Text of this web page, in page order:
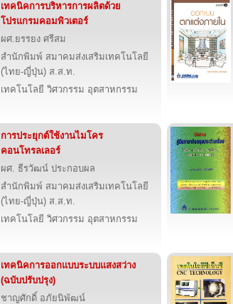
เทคนิคการบริหารการผลิตด้วย
โปรแกรมคอมพิวเตอร์
ผศ.ยรรยง ศรีสม
สำนักพิมพ์ สมาคมส่งเสริมเทคโนโลยี
(ไทย-ญี่ปุ่น) ส.ส.ท.
เทคโนโลยี วิศวกรรม อุตสาหกรรม
การประยุกต์ใช้งานไมโคร
คอนโทรลเลอร์
ผศ. ธีรวัฒน์ ประกอบผล
สำนักพิมพ์ สมาคมส่งเสริมเทคโนโลยี
(ไทย-ญี่ปุ่น) ส.ส.ท.
เทคโนโลยี วิศวกรรม อุตสาหกรรม
เทคนิคการออกแบบระบบแสงสว่าง
(ฉบับปรับปรุง)
ชาญศักดิ์ อภัยนิพัฒน์